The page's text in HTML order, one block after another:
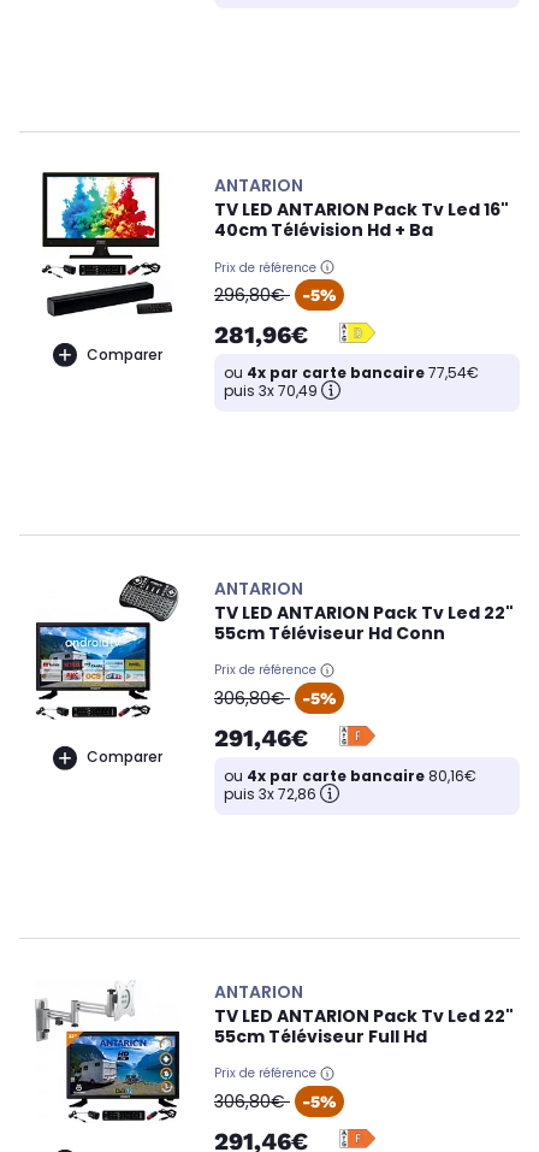
Comparer
ANTARION
TV LED ANTARION Pack Tv Led 16"
40cm Télévision Hd + Ba
Prix de référence
oldPrice
296,80€ -5%
281,96€
ou 4x par carte bancaire77,54€
puis 3x 70,49
Comparer
ANTARION
TV LED ANTARION Pack Tv Led 22"
55cm Téléviseur Hd Conn
Prix de référence
oldPrice
306,80€ -5%
291,46€
ou 4x par carte bancaire80,16€
puis 3x 72,86
ANTARION
TV LED ANTARION Pack Tv Led 22"
55cm Téléviseur Full Hd
Prix de référence
oldPrice
306,80€ -5%
291,46€